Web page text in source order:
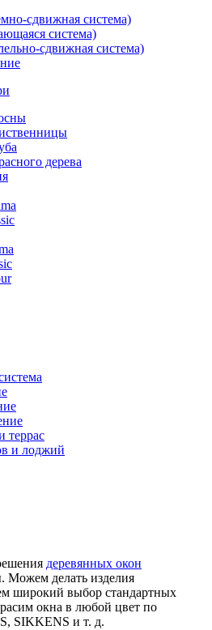
сдвижная система)
система)
сдвижная система)
дерева
террас
и лоджий
деревянных окон
Можем делать изделия
широкий выбор стандартных
окна в любой цвет по
SIKKENS и т. д.